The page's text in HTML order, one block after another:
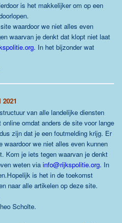
is het makkelijker om op een
waardoor we niet alles even
waarvan je denkt dat klopt niet laat
. In het bijzonder wat
van alle landelijke diensten
omdat anders de site voor lange
zijn dat je een foutmelding krijg. Er
we niet alles even kunnen
Kom je iets tegen waarvan je denkt
weten via info@rijkspolitie.org. In
is het in de toekomst
naar alle artikelen op deze site.
Scholte.